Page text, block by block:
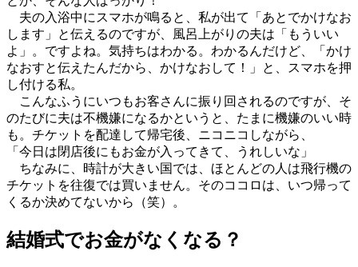
夫の入浴中にスマホが鳴ると、私が出て「あとでかけなお
します」と伝えるのですが、風呂上がりの夫は「もういい
よ」。ですよね。気持ちはわかる。わかるんだけど、「かけ
なおすと伝えたんだから、かけなおして！」と、スマホを押
し付ける私。
こんなふうにいつもお客さんに振り回されるのですが、そ
のたびに夫は不機嫌になるかというと、たまに機嫌のいい時
も。チケットを配達して帰宅後、ニコニコしながら、
「今日は閉店後にもお金が入ってきて、うれしいな」
ちなみに、時計が大きい国では、ほとんどの人は飛行機の
チケットを往復では買いません。そのココロは、いつ帰って
くるか決めてないから（笑）。
結婚式でお金がなくなる？